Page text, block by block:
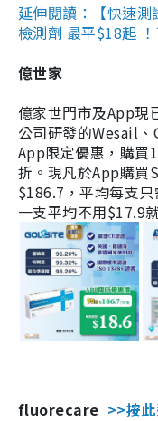
延伸閱讀：【快速
檢測劑 最平$18起
億世家
億家世門市及App現
公司研發的Wesail
App限定優惠，購買
折。現凡於App購
$186.7，平均每支
一支平均不用$17.9
fluorecare >>按